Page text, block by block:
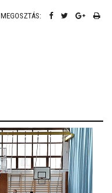
MEGOSZTÁS: